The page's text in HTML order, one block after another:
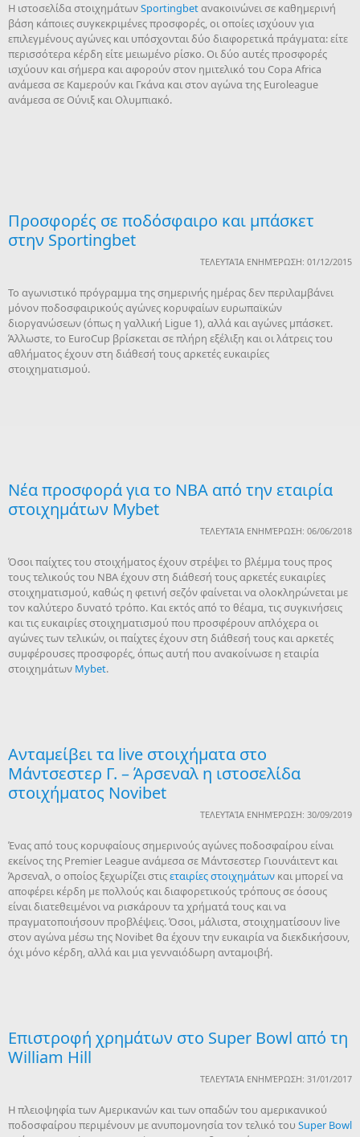
Η ιστοσελίδα στοιχημάτωνSportingbetανακοινώνει σε καθημερινή
βάση κάποιες συγκεκριμένες προσφορές, οι οποίες ισχύουν για
επιλεγμένους αγώνες και υπόσχονται δύο διαφορετικά πράγματα: είτε
περισσότερα κέρδη είτε μειωμένο ρίσκο. Οι δύο αυτές προσφορές
ισχύουν και σήμερα και αφορούν στον ημιτελικό του Copa Africa
ανάμεσα σε Καμερούν και Γκάνα και στον αγώνα της Euroleague
ανάμεσα σε Ούνιξ και Ολυμπιακό.
Προσφορές σε ποδόσφαιρο και μπάσκετ
στην Sportingbet
ΤΕΛΕΥΤΑΊΑ ΕΝΗΜΈΡΩΣΗ: 01/12/2015
Το αγωνιστικό πρόγραμμα της σημερινής ημέρας δεν περιλαμβάνει
μόνον ποδοσφαιρικούς αγώνες κορυφαίων ευρωπαϊκών
διοργανώσεων (όπως η γαλλική Ligue 1), αλλά και αγώνες μπάσκετ.
Άλλωστε, το EuroCup βρίσκεται σε πλήρη εξέλιξη και οι λάτρεις του
αθλήματος έχουν στη διάθεσή τους αρκετές ευκαιρίες
στοιχηματισμού.
Νέα προσφορά για το NBA από την εταιρία
στοιχημάτων Mybet
ΤΕΛΕΥΤΑΊΑ ΕΝΗΜΈΡΩΣΗ: 06/06/2018
Όσοι παίχτες του στοιχήματος έχουν στρέψει το βλέμμα τους προς
τους τελικούς του NBA έχουν στη διάθεσή τους αρκετές ευκαιρίες
στοιχηματισμού, καθώς η φετινή σεζόν φαίνεται να ολοκληρώνεται με
τον καλύτερο δυνατό τρόπο. Και εκτός από το θέαμα, τις συγκινήσεις
και τις ευκαιρίες στοιχηματισμού που προσφέρουν απλόχερα οι
αγώνες των τελικών, οι παίχτες έχουν στη διάθεσή τους και αρκετές
συμφέρουσες προσφορές, όπως αυτή που ανακοίνωσε η εταιρία
στοιχημάτων Mybet.
Ανταμείβει τα live στοιχήματα στο
Μάντσεστερ Γ. – Άρσεναλ η ιστοσελίδα
στοιχήματος Novibet
ΤΕΛΕΥΤΑΊΑ ΕΝΗΜΈΡΩΣΗ: 30/09/2019
Ένας από τους κορυφαίους σημερινούς αγώνες ποδοσφαίρου είναι
εκείνος της Premier League ανάμεσα σε Μάντσεστερ Γιουνάιτεντ και
Άρσεναλ, ο οποίος ξεχωρίζει στιςεταιρίες στοιχημάτων και μπορεί να
αποφέρει κέρδη με πολλούς και διαφορετικούς τρόπους σε όσους
είναι διατεθειμένοι να ρισκάρουν τα χρήματά τους και να
πραγματοποιήσουν προβλέψεις. Όσοι, μάλιστα, στοιχηματίσουν live
στον αγώνα μέσω της Novibet θα έχουν την ευκαιρία να διεκδικήσουν,
όχι μόνο κέρδη, αλλά και μια γενναιόδωρη ανταμοιβή.
Επιστροφή χρημάτων στο Super Bowl από τη
William Hill
ΤΕΛΕΥΤΑΊΑ ΕΝΗΜΈΡΩΣΗ: 31/01/2017
Η πλειοψηφία των Αμερικανών και των οπαδών του αμερικανικού
ποδοσφαίρου περιμένουν με ανυπομονησία τον τελικό του Super Bowl